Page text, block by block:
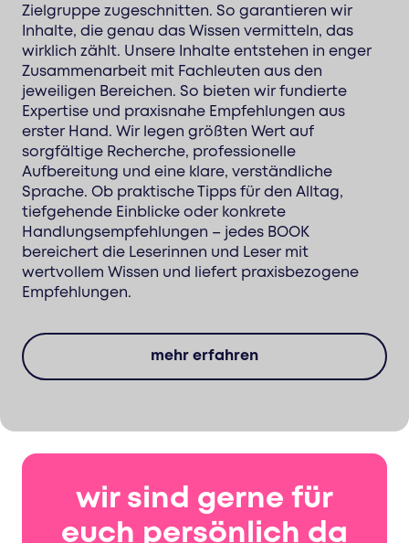
Zielgruppe zugeschnitten. So garantieren wir
Inhalte, die genau das Wissen vermitteln, das
wirklich zählt. Unsere Inhalte entstehen in enger
Zusammenarbeit mit Fachleuten aus den
jeweiligen Bereichen. So bieten wir fundierte
Expertise und praxisnahe Empfehlungen aus
erster Hand. Wir legen größten Wert auf
sorgfältige Recherche, professionelle
Aufbereitung und eine klare, verständliche
Sprache. Ob praktische Tipps für den Alltag,
tiefgehende Einblicke oder konkrete
Handlungsempfehlungen – jedes BOOK
bereichert die Leserinnen und Leser mit
wertvollem Wissen und liefert praxisbezogene
Empfehlungen.
mehr erfahren
wir sind gerne für
euch persönlich da